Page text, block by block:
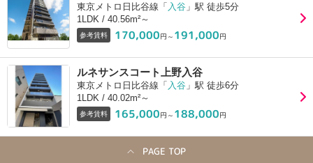
東京メトロ日比谷線「 入谷 」駅 徒歩5分
1LDK / 40.56m²～
参考賃料 170,000円～ 191,000円
ルネサンスコート上野入谷
東京メトロ日比谷線「 入谷 」駅 徒歩6分
1LDK / 40.02m²～
参考賃料 165,000円～ 188,000円
PAGE TOP